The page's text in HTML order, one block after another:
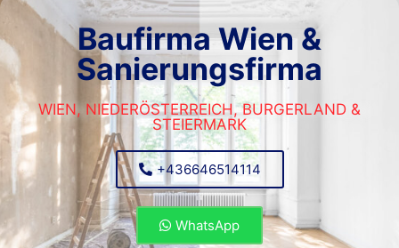
Baufirma Wien &
Sanierungsfirma
WIEN, NIEDERÖSTERREICH, BURGERLAND &
STEIERMARK
+436646514114
WhatsApp